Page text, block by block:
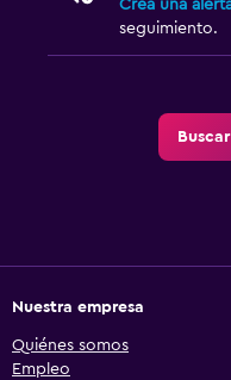
Crea una
seguimiento.
Nuestra empresa
Quiénes somos
Empleo